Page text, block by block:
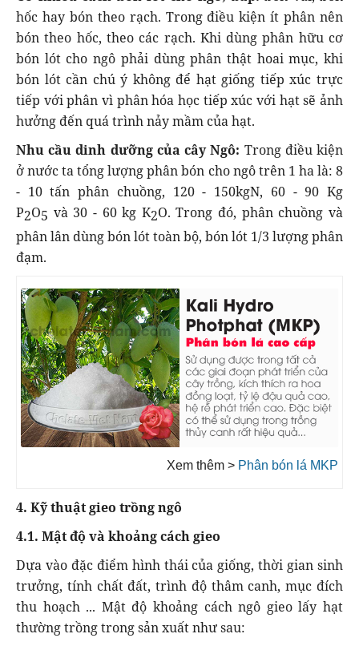
hốc hay bón theo rạch. Trong điều kiện ít phân nên
bón theo hốc, theo các rạch. Khi dùng phân hữu cơ
bón lót cho ngô phải dùng phân thật hoai mục, khi
bón lót cần chú ý không để hạt giống tiếp xúc trực
tiếp với phân vì phân hóa học tiếp xúc với hạt sẽ ảnh
hưởng đến quá trình nảy mầm của hạt.
Nhu cầu dinh dưỡng của cây Ngô: Trong điều kiện
ở nước ta tổng lượng phân bón cho ngô trên 1 ha là: 8
- 10 tấn phân chuồng, 120 - 150kgN, 60 - 90 Kg
P2O5 và 30 - 60 kg K2O. Trong đó, phân chuồng và
phân lân dùng bón lót toàn bộ, bón lót 1/3 lượng phân
đạm.
Xem thêm > Phân bón lá MKP
4. Kỹ thuật gieo trồng ngô
4.1. Mật độ và khoảng cách gieo
Dựa vào đặc điểm hình thái của giống, thời gian sinh
trưởng, tính chất đất, trình độ thâm canh, mục đích
thu hoạch ... Mật độ khoảng cách ngô gieo lấy hạt
thường trồng trong sản xuất như sau: